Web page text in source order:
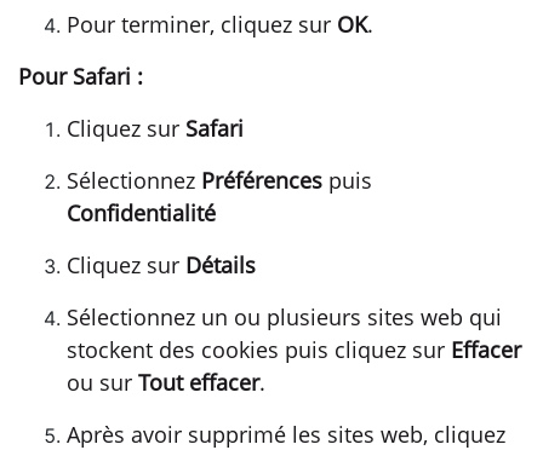
Pour terminer, cliquez sur OK.
Pour Safari :
Cliquez sur Safari
Sélectionnez Préférences puis
Confidentialité
Cliquez sur Détails
Sélectionnez un ou plusieurs sites web qui
stockent des cookies puis cliquez sur Effacer
ou sur Tout effacer.
Après avoir supprimé les sites web, cliquez